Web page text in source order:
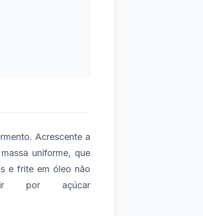
Acrescente a
uniforme, que
e frite em óleo não
por açúcar